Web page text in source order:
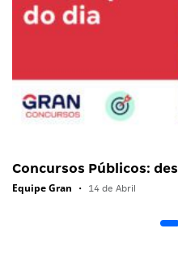
Concursos Públicos:
Equipe Gran • 14 de Abril